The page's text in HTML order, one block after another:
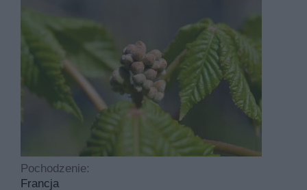
Najczęściej spotykane choroby dotykające tą roślinę
nawożenia i nie potrzebuje cyklicznego przycinania.
Pochodzenie:
Francja